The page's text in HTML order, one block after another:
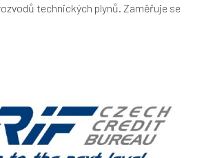
technických plynů. Zaměřuje se